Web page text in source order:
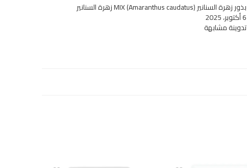
بذور زهرة السنانير MIX (Amaranthus caudatus) زهرة السنانير
6 أكتوبر، 2025
تدوينة مشابهة